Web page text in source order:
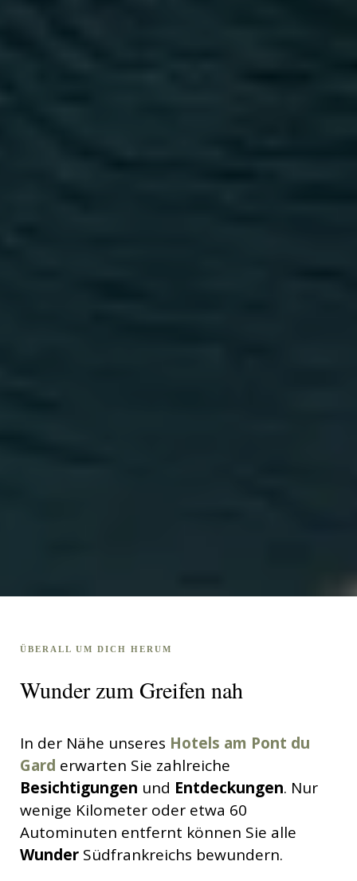
ÜBERALL UM DICH HERUM
Wunder zum Greifen nah
In der Nähe unseres Hotels am Pont du
Gard erwarten Sie zahlreiche
Besichtigungen und Entdeckungen. Nur
wenige Kilometer oder etwa 60
Autominuten entfernt können Sie alle
Wunder Südfrankreichs bewundern.